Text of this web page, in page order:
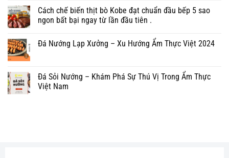
Cách chế biến thịt bò Kobe đạt chuẩn đầu bếp 5 sao
ngon bất bại ngay từ lần đầu tiên .
Đá Nướng Lạp Xưởng – Xu Hướng Ẩm Thực Việt 2024
Đá Sỏi Nướng – Khám Phá Sự Thú Vị Trong Ẩm Thực
Việt Nam